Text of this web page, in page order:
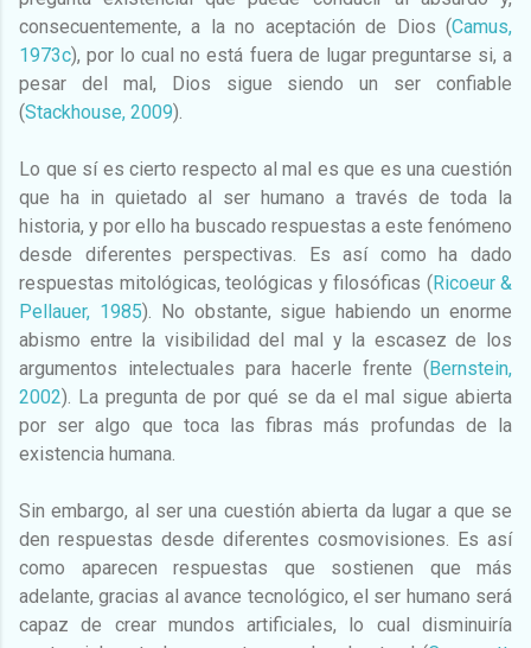
consecuentemente, a la no aceptación de Dios (Camus,
1973c), por lo cual no está fuera de lugar preguntarse si, a
pesar del mal, Dios sigue siendo un ser confiable
(Stackhouse, 2009).
Lo que sí es cierto respecto al mal es que es una cuestión
que ha in quietado al ser humano a través de toda la
historia, y por ello ha buscado respuestas a este fenómeno
desde diferentes perspectivas. Es así como ha dado
respuestas mitológicas, teológicas y filosóficas (Ricoeur &
Pellauer, 1985). No obstante, sigue habiendo un enorme
abismo entre la visibilidad del mal y la escasez de los
argumentos intelectuales para hacerle frente (Bernstein,
2002). La pregunta de por qué se da el mal sigue abierta
por ser algo que toca las fibras más profundas de la
existencia humana.
Sin embargo, al ser una cuestión abierta da lugar a que se
den respuestas desde diferentes cosmovisiones. Es así
como aparecen respuestas que sostienen que más
adelante, gracias al avance tecnológico, el ser humano será
capaz de crear mundos artificiales, lo cual disminuiría